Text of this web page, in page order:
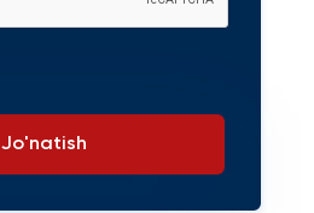
Jo'natish